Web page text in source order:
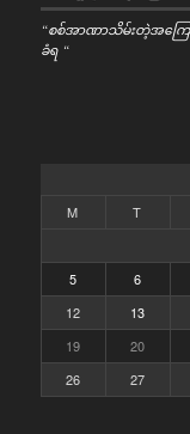
“စစ်အာဏာသိမ်းတဲ့အကြေ
ခံရ “
M T
5
6
12
13
19
20
26
27